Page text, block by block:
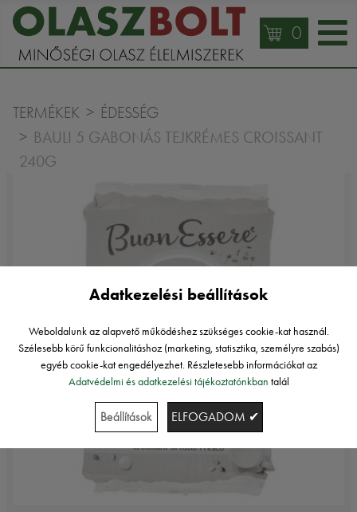
0
TERMÉKEK ÉDESSÉG
BAULI 5 GABONÁS TEJKRÉMES CROISSANT
240G
Adatkezelési beállítások
Weboldalunk az alapvető működéshez szükséges cookie-kat használ.
Szélesebb körű funkcionalitáshoz (marketing, statisztika, személyre szabás)
egyéb cookie-kat engedélyezhet. Részletesebb információkat az
Adatvédelmi és adatkezelési tájékoztatónkban talál
Beállítások ELFOGADOM ✔